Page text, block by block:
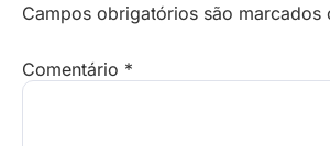
Campos obrigatórios são marcados
Comentário *